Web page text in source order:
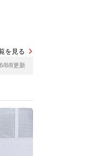
を見る
8/8更新